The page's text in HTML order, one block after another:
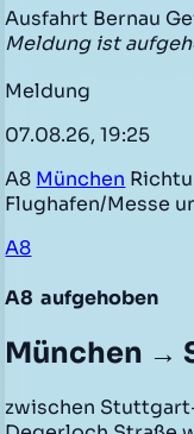
Ausfahrt Bernau
Meldung ist
Meldung
07.08.26, 19:25
A8 München
Flughafen/Messe
A8
A8 aufgehoben
München →
zwischen